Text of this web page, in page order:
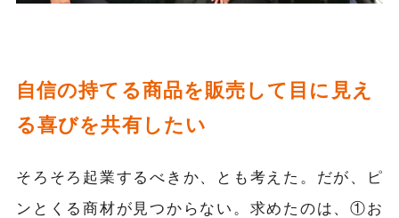
自信の持てる商品を販売して目に見え
る喜びを共有したい
そろそろ起業するべきか、とも考えた。だが、ピ
ンとくる商材が見つからない。求めたのは、①お